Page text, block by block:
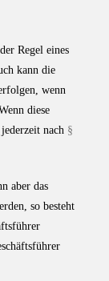
Regel eines
kann die
wenn
diese
nach §
aber das
so besteht